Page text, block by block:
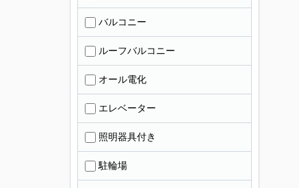
バルコニー
ルーフバルコニー
オール電化
エレベーター
照明器具付き
駐輪場